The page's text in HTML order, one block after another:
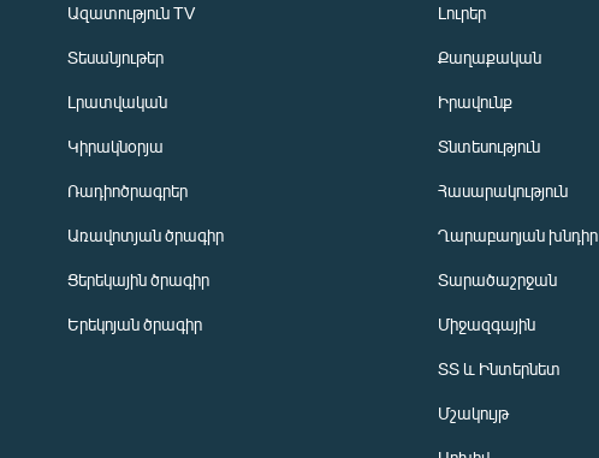
Ազատություն TV
Տեսանյութեր
Լրատվական
Կիրակնօրյա
Ռադիոծրագրեր
Առավոտյան ծրագիր
Ցերեկային ծրագիր
Երեկոյան ծրագիր
Լուրեր
Քաղաքական
Իրավունք
Տնտեսություն
Հասարակություն
Ղարաբաղյան խնդիր
Տարածաշրջան
Միջազգային
ՏՏ և Ինտերնետ
Մշակույթ